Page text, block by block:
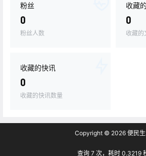
粉丝
0
粉丝人数
收藏
0
收藏的
收藏的快讯
0
收藏的快讯数量
Copyright © 2026 便民
查询 7 次，耗时 0.3219